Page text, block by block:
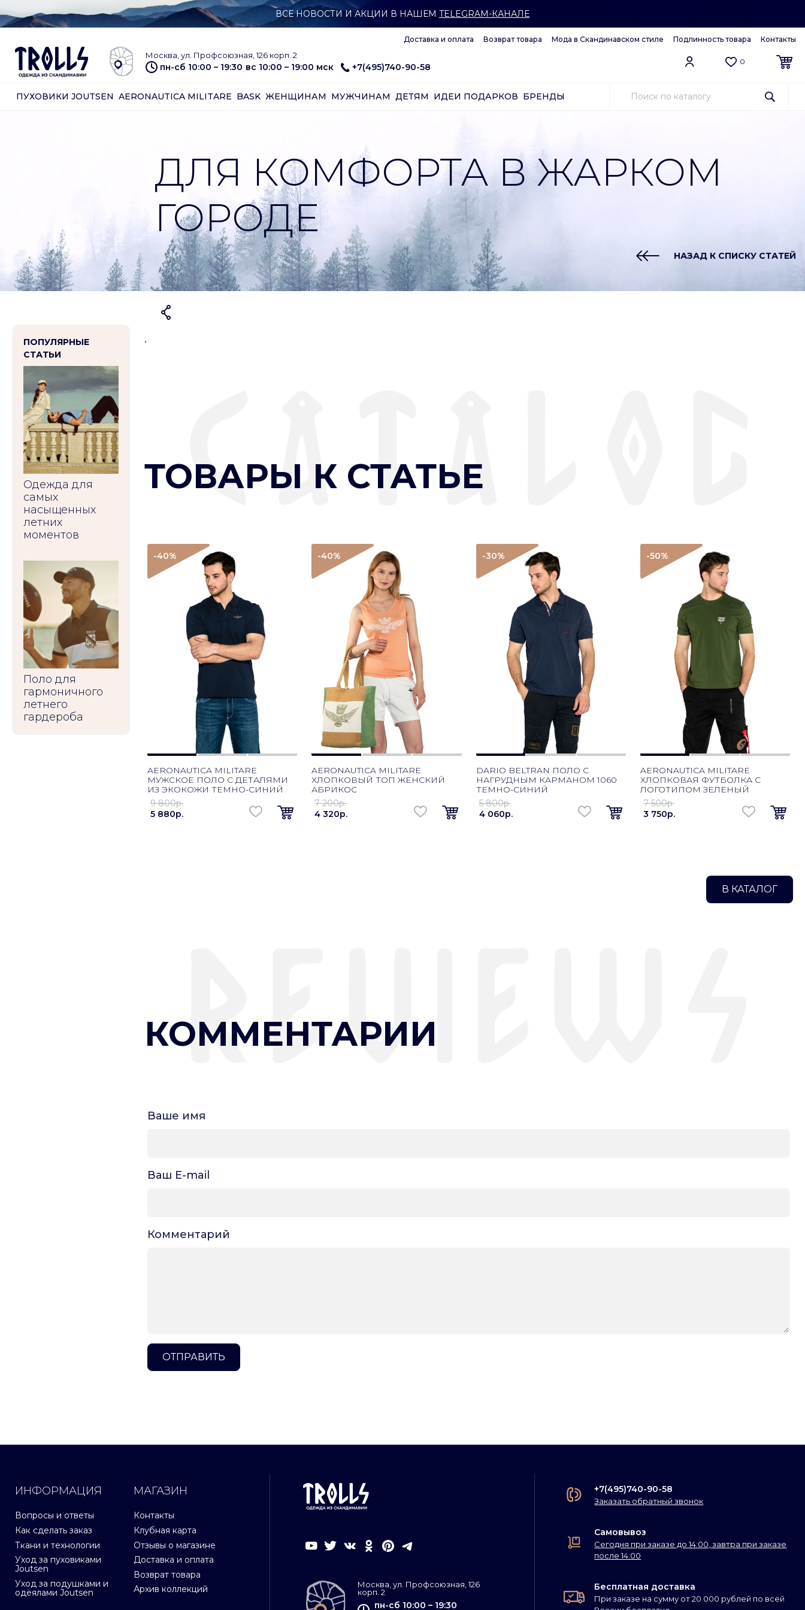
ВСЕ НОВОСТИ И АКЦИИ В НАШЕМ TELEGRAM-КАНАЛЕ
Доставка и оплата Возврат товара Мода в Скандинавском стиле Подлинность товара Контакты
Москва, ул. Профсоюзная, 126 корп. 2
пн-сб 10:00 – 19:30 вс 10:00 – 19:00 мск +7(495)740-90-58
0
ПУХОВИКИ JOUTSEN AERONAUTICA MILITARE BASK ЖЕНЩИНАМ МУЖЧИНАМ ДЕТЯМ ИДЕИ ПОДАРКОВ БРЕНДЫ
ДЛЯ КОМФОРТА В ЖАРКОМ
ГОРОДЕ
НАЗАД К СПИСКУ СТАТЕЙ
ПОПУЛЯРНЫЕ
СТАТЬИ
Одежда для
самых
насыщенных
летних
моментов
Поло для
гармоничного
летнего
гардероба
.
ТОВАРЫ К СТАТЬЕ
-40%
AERONAUTICA MILITARE
МУЖСКОЕ ПОЛО С ДЕТАЛЯМИ
ИЗ ЭКОКОЖИ ТЕМНО-СИНИЙ
9 800p.
5 880p.
-40%
AERONAUTICA MILITARE
ХЛОПКОВЫЙ ТОП ЖЕНСКИЙ
АБРИКОС
7 200p.
4 320p.
-30%
DARIO BELTRAN ПОЛО С
НАГРУДНЫМ КАРМАНОМ 1060
ТЕМНО-СИНИЙ
5 800p.
4 060p.
-50%
AERONAUTICA MILITARE
ХЛОПКОВАЯ ФУТБОЛКА С
ЛОГОТИПОМ ЗЕЛЕНЫЙ
7 500p.
3 750p.
В КАТАЛОГ
КОММЕНТАРИИ
Ваше имя
Ваш E-mail
Комментарий
ОТПРАВИТЬ
ИНФОРМАЦИЯ
Вопросы и ответы
Как сделать заказ
Ткани и технологии
Уход за пуховиками
Joutsen
Уход за подушками и
одеялами Joutsen
МАГАЗИН
Контакты
Клубная карта
Отзывы о магазине
Доставка и оплата
Возврат товара
Архив коллекций
Москва, ул. Профсоюзная, 126
корп. 2
пн-сб 10:00 – 19:30
+7(495)740-90-58
Заказать обратный звонок
Самовывоз
Сегодня при заказе до 14:00, завтра при заказе
после 14:00
Бесплатная доставка
При заказе на сумму от 20 000 рублей по всей